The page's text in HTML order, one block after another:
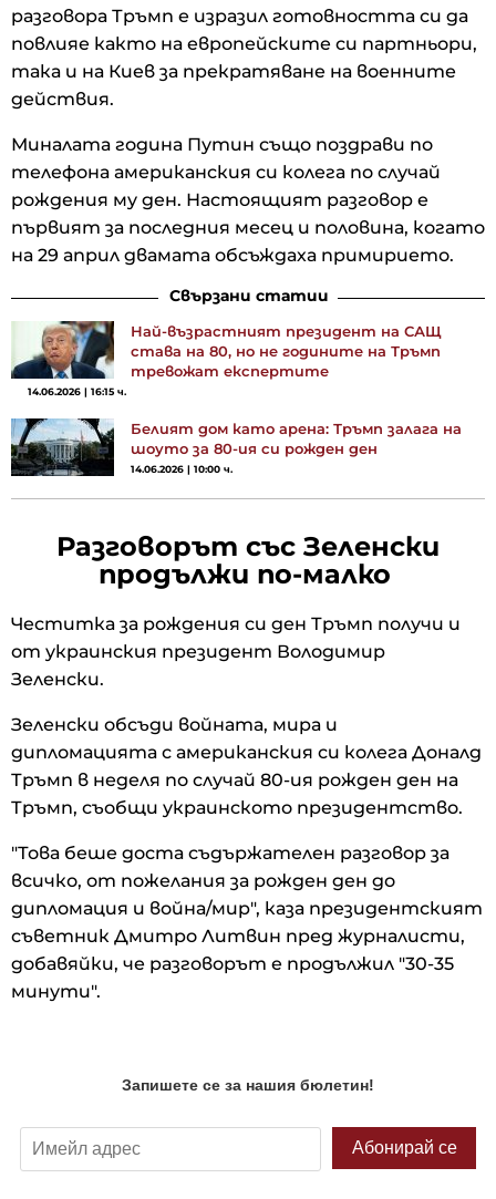
разговора Тръмп е изразил готовността си да
повлияе както на европейските си партньори,
така и на Киев за прекратяване на военните
действия.
Миналата година Путин също поздрави по
телефона американския си колега по случай
рождения му ден. Настоящият разговор е
първият за последния месец и половина, когато
на 29 април двамата обсъждаха примирието.
Свързани статии
Най-възрастният президент на САЩ
става на 80, но не годините на Тръмп
тревожат експертите
14.06.2026 | 16:15 ч.
Белият дом като арена: Тръмп залага на
шоуто за 80-ия си рожден ден
14.06.2026 | 10:00 ч.
Разговорът със Зеленски
продължи по-малко
Честитка за рождения си ден Тръмп получи и
от украинския президент Володимир
Зеленски.
Зеленски обсъди войната, мира и
дипломацията с американския си колега Доналд
Тръмп в неделя по случай 80-ия рожден ден на
Тръмп, съобщи украинското президентство.
"Това беше доста съдържателен разговор за
всичко, от пожелания за рожден ден до
дипломация и война/мир", каза президентският
съветник Дмитро Литвин пред журналисти,
добавяйки, че разговорът е продължил "30-35
минути".